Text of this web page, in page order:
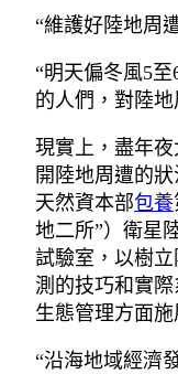
“維護好陸地周
“明天偏冬風5
的人們，對陸
現實上，盡年
開陸地周遭的
天然資本部包養
地二所”）衛星
試驗室，以樹
測的技巧和實
生態管理方面施
“沿海地域經濟